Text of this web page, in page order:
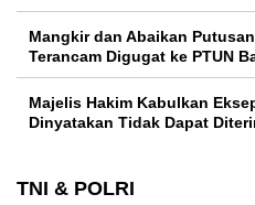
Mangkir dan Abaikan
Terancam Digugat ke PTUN
Majelis Hakim Kabulkan
Dinyatakan Tidak Dapat
TNI & POLRI